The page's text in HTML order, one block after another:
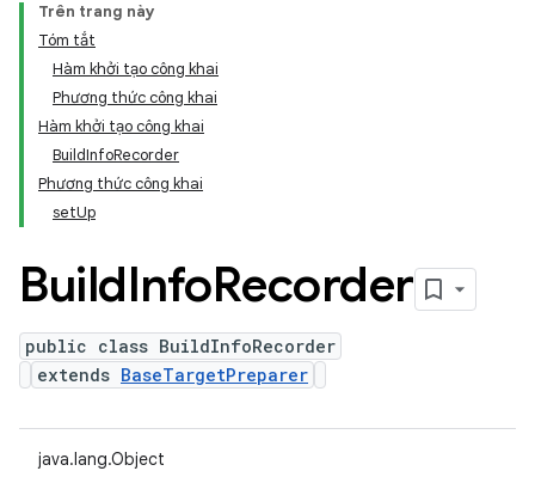
Trên trang này
Tóm tắt
Hàm khởi tạo công khai
Phương thức công khai
Hàm khởi tạo công khai
BuildInfoRecorder
Phương thức công khai
setUp
BuildInfoRecorder
public class BuildInfoRecorder
extends BaseTargetPreparer
java.lang.Object